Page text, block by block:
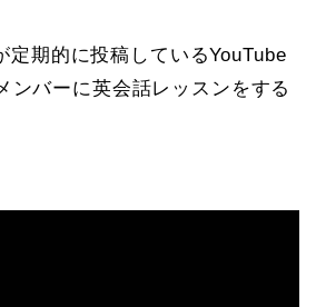
定期的に投稿しているYouTube
ンバーに英会話レッスンをする